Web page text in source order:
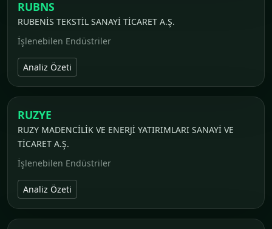
RUBNS
RUBENİS TEKSTİL SANAYİ TİCARET A.Ş.
İşlenebilen Endüstriler
Analiz Özeti
RUZYE
RUZY MADENCİLİK VE ENERJİ YATIRIMLARI SANAYİ VE
TİCARET A.Ş.
İşlenebilen Endüstriler
Analiz Özeti